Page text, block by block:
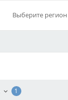
Выберите регион
1